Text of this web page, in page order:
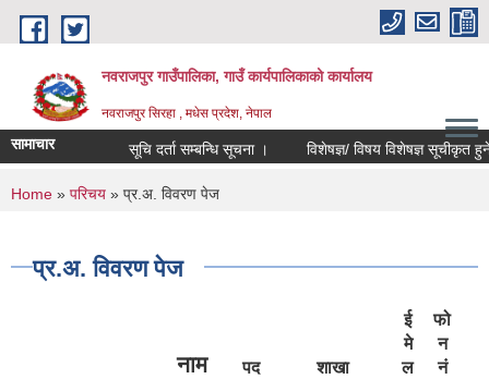
Skip to main content
नवराजपुर गाउँपालिका, गाउँ कार्यपालिकाको कार्यालय
नवराजपुर सिरहा , मधेस प्रदेश, नेपाल
सामाचार सूचि दर्ता सम्बन्धि सूचना । विशेषज्ञ/ विषय विशेषज्ञ सूचीकृत हुने
You are here
Home » परिचय » प्र.अ. विवरण पेज
प्र.अ. विवरण पेज
नाम पद शाखा
ई
मे
ल
फो
न
नं